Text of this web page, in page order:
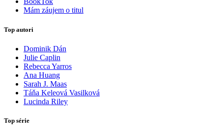
Mám záujem o titul
Top autori
Dominik Dán
Julie Caplin
Rebecca Yarros
Ana Huang
Sarah J. Maas
Táňa Keleová Vasilková
Lucinda Riley
Top série